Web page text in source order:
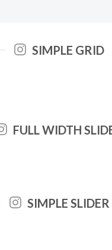
SIMPLE GRID
FULL WIDTH
SIMPLE SLIDER